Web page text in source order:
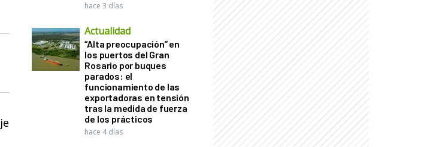
hace 3 días
Actualidad
“Alta preocupación” en
los puertos del Gran
Rosario por buques
parados: el
funcionamiento de las
exportadoras en tensión
tras la medida de fuerza
de los prácticos
hace 4 días